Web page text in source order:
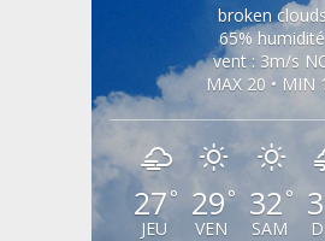
broken
65% humidité
vent : 3m/s
MAX 20 • MIN
27 °
JEU
29°
VEN
32 °
SAM